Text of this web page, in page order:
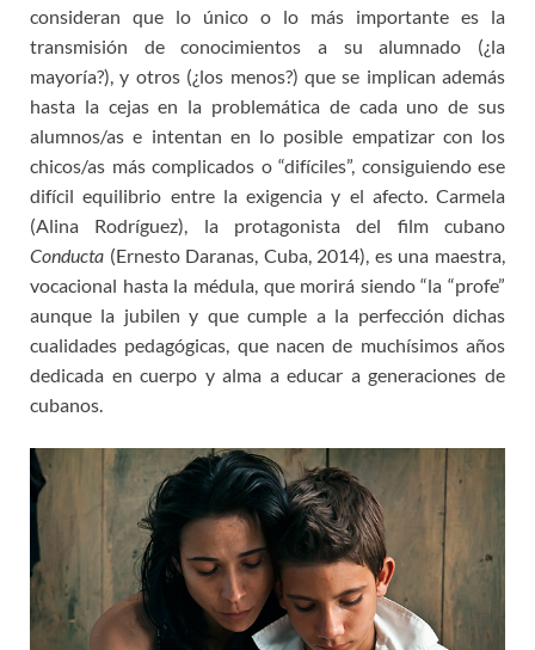
consideran que lo único o lo más importante es la
transmisión de conocimientos a su alumnado (¿la
mayoría?), y otros (¿los menos?) que se implican además
hasta la cejas en la problemática de cada uno de sus
alumnos/as e intentan en lo posible empatizar con los
chicos/as más complicados o “difíciles”, consiguiendo ese
difícil equilibrio entre la exigencia y el afecto. Carmela
(Alina Rodríguez), la protagonista del film cubano
Conducta (Ernesto Daranas, Cuba, 2014), es una maestra,
vocacional hasta la médula, que morirá siendo “la “profe”
aunque la jubilen y que cumple a la perfección dichas
cualidades pedagógicas, que nacen de muchísimos años
dedicada en cuerpo y alma a educar a generaciones de
cubanos.